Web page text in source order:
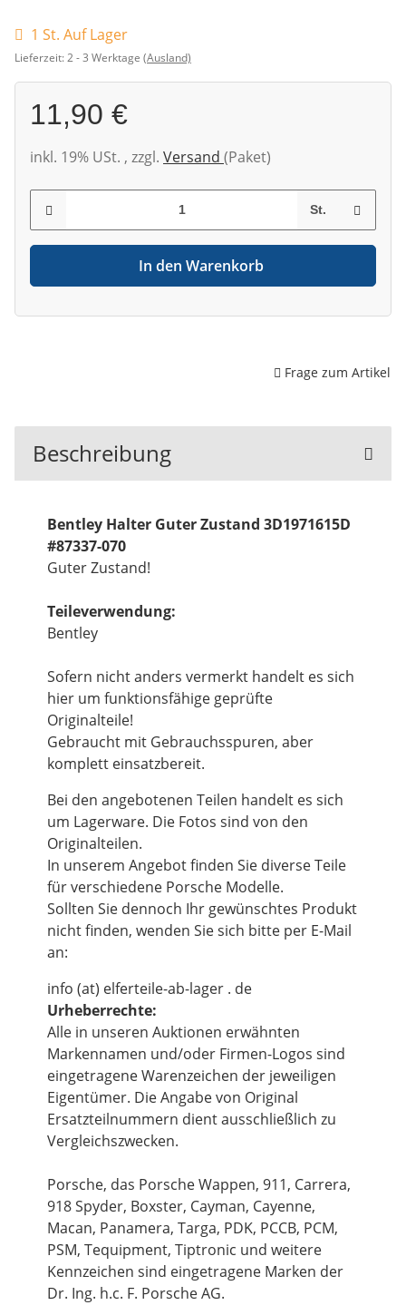
1 St. Auf Lager
Lieferzeit:2 - 3 Werktage (Ausland)
11,90 €
inkl. 19% USt. , zzgl. Versand (Paket)
St.
In den Warenkorb
Frage zum Artikel
Beschreibung
Bentley Halter Guter Zustand 3D1971615D
#87337-070
Guter Zustand!
Teileverwendung:
Bentley
Sofern nicht anders vermerkt handelt es sich
hier um funktionsfähige geprüfte
Originalteile!
Gebraucht mit Gebrauchsspuren, aber
komplett einsatzbereit.
Bei den angebotenen Teilen handelt es sich
um Lagerware. Die Fotos sind von den
Originalteilen.
In unserem Angebot finden Sie diverse Teile
für verschiedene Porsche Modelle.
Sollten Sie dennoch Ihr gewünschtes Produkt
nicht finden, wenden Sie sich bitte per E-Mail
an:
info (at) elferteile-ab-lager . de
Urheberrechte:
Alle in unseren Auktionen erwähnten
Markennamen und/oder Firmen-Logos sind
eingetragene Warenzeichen der jeweiligen
Eigentümer. Die Angabe von Original
Ersatzteilnummern dient ausschließlich zu
Vergleichszwecken.
Porsche, das Porsche Wappen, 911, Carrera,
918 Spyder, Boxster, Cayman, Cayenne,
Macan, Panamera, Targa, PDK, PCCB, PCM,
PSM, Tequipment, Tiptronic und weitere
Kennzeichen sind eingetragene Marken der
Dr. Ing. h.c. F. Porsche AG.